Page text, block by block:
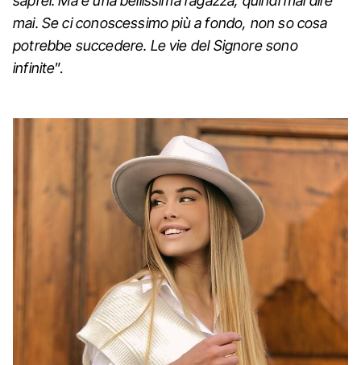
mai. Se ci conoscessimo più a fondo, non so cosa
potrebbe succedere. Le vie del Signore sono
infinite”.